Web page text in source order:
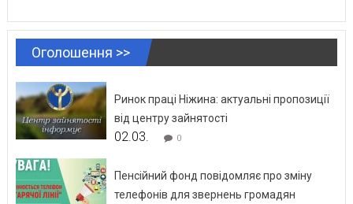
Оголошення >>
Ринок праці Ніжина: актуальні пропозиції
від центру зайнятості
02.03. 0
Пенсійний фонд повідомляє про зміну
телефонів для звернень громадян